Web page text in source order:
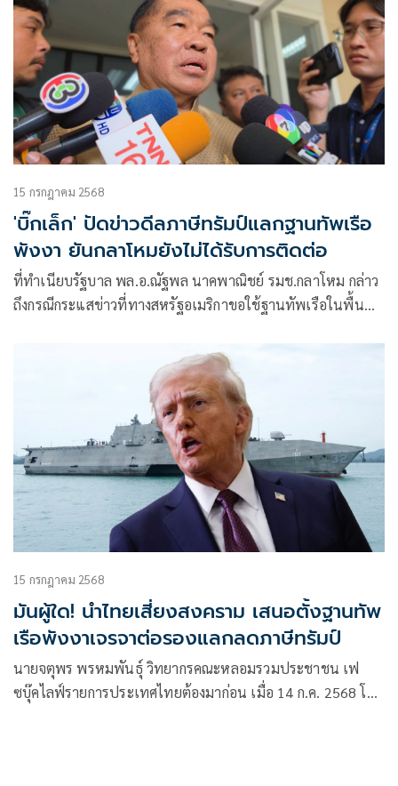
15 กรกฎาคม 2568
'บิ๊กเล็ก' ปัดข่าวดีลภาษีทรัมป์แลกฐานทัพเรือ
พังงา ยันกลาโหมยังไม่ได้รับการติดต่อ
ที่ทำเนียบรัฐบาล พล.อ.ณัฐพล นาคพาณิชย์ รมช.กลาโหม กล่าว
ถึงกรณีกระแสข่าวที่ทางสหรัฐอเมริกาขอใช้ฐานทัพเรือในพื้นที่
15 กรกฎาคม 2568
มันผู้ใด! นำไทยเสี่ยงสงคราม เสนอตั้งฐานทัพ
เรือพังงาเจรจาต่อรองแลกลดภาษีทรัมป์
นายจตุพร พรหมพันธุ์ วิทยากรคณะหลอมรวมประชาชน เฟ
ซบุ๊คไลฟ์รายการประเทศไทยต้องมาก่อน เมื่อ 14 ก.ค. 2568 โดย